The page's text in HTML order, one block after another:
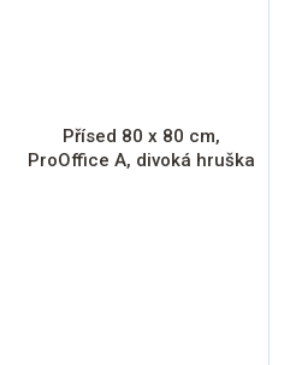
Přísed 80 x 80 cm,
ProOffice A, divoká hruška